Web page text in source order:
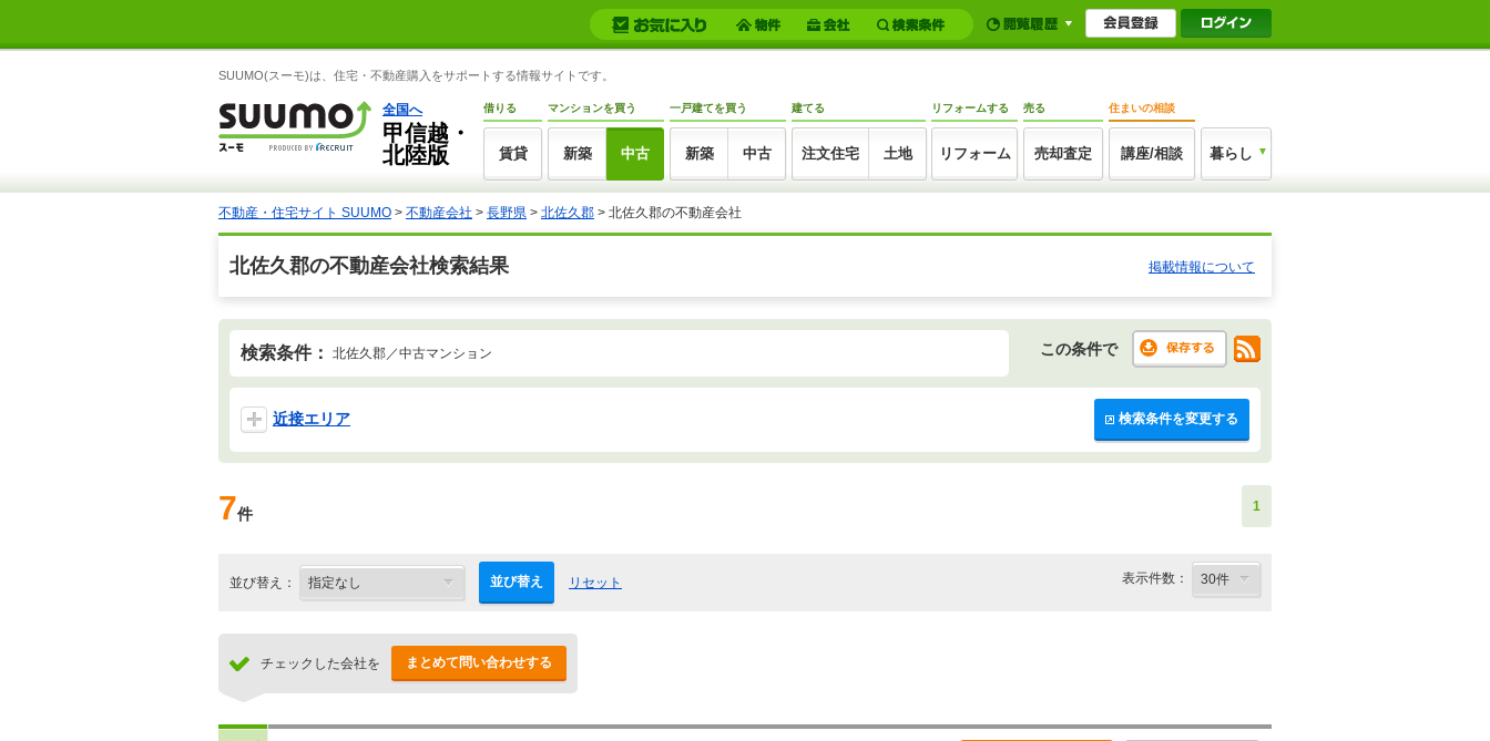
SUUMO(スーモ)は、住宅・不動産購入をサポートする情報サイトです。
全国へ
甲信越・
北陸版
借りる
賃貸
マンションを買う
新築 中古
一戸建てを買う
新築 中古
建てる
注文住宅 土地
リフォームする
リフォーム
売る
売却査定
住まいの相談
講座/相談 暮らし
不動産・住宅サイト SUUMO > 不動産会社 > 長野県 > 北佐久郡 > 北佐久郡の不動産会社
北佐久郡の不動産会社検索結果 掲載情報について
検索条件： 北佐久郡／中古マンション この条件で
近接エリア 検索条件を変更する
7件 1
並び替え： 並び替え リセット 表示件数：
チェックした会社を まとめて問い合わせする